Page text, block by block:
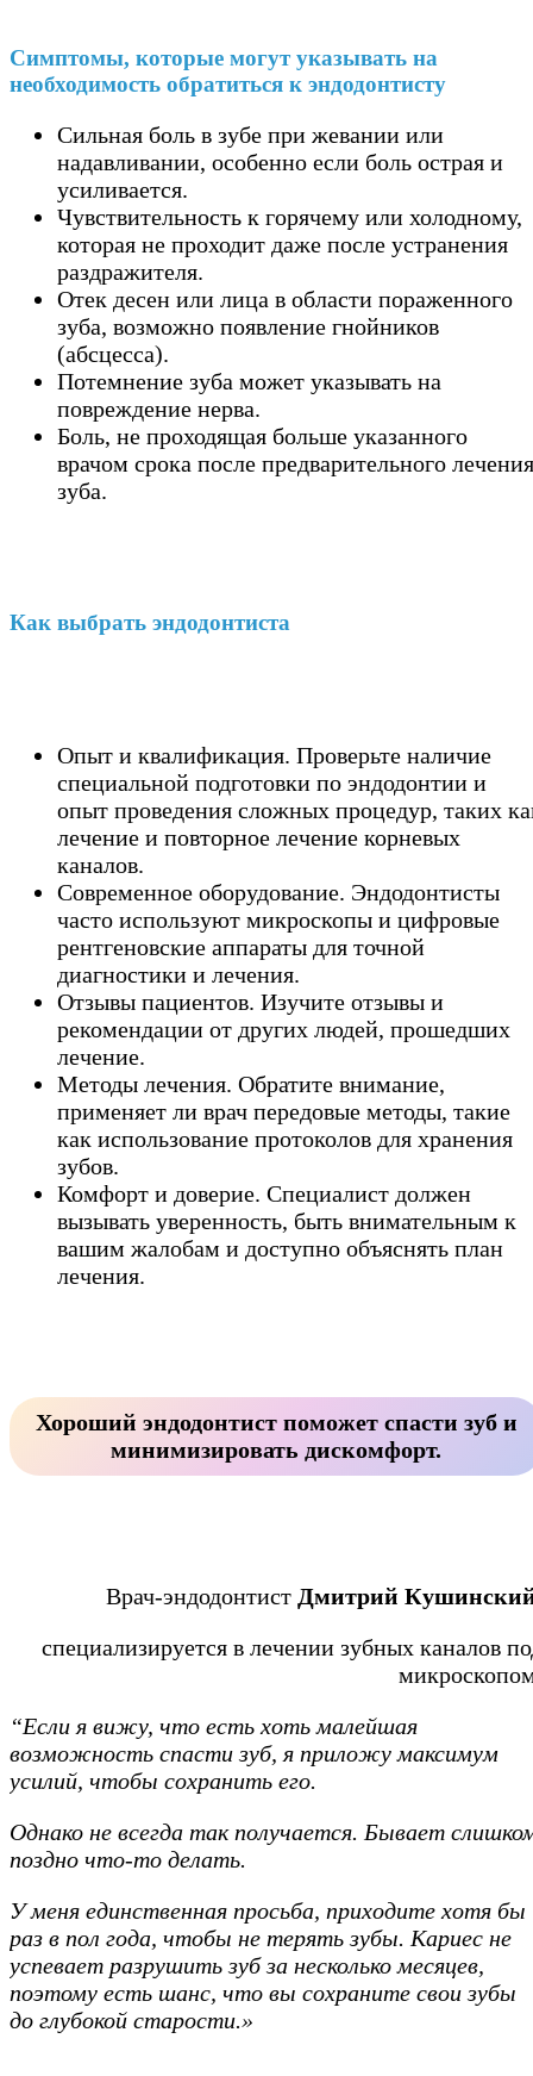
Симптомы, которые могут указывать на
необходимость обратиться к эндодонтисту
Сильная боль в зубе при жевании или
надавливании, особенно если боль острая и
усиливается.
Чувствительность к горячему или холодному,
которая не проходит даже после устранения
раздражителя.
Отек десен или лица в области пораженного
зуба, возможно появление гнойников
(абсцесса).
Потемнение зуба может указывать на
повреждение нерва.
Боль, не проходящая больше указанного
врачом срока после предварительного лечения
зуба.
Как выбрать эндодонтиста
Опыт и квалификация. Проверьте наличие
специальной подготовки по эндодонтии и
опыт проведения сложных процедур, таких
лечение и повторное лечение корневых
каналов.
Современное оборудование. Эндодонтисты
часто используют микроскопы и цифровые
рентгеновские аппараты для точной
диагностики и лечения.
Отзывы пациентов. Изучите отзывы и
рекомендации от других людей, прошедших
лечение.
Методы лечения. Обратите внимание,
применяет ли врач передовые методы, такие
как использование протоколов для хранения
зубов.
Комфорт и доверие. Специалист должен
вызывать уверенность, быть внимательным к
вашим жалобам и доступно объяснять план
лечения.
Хороший эндодонтист поможет спасти зуб и
минимизировать дискомфорт.
Врач-эндодонтист Дмитрий
специализируется в лечении зубных каналов
“Если я вижу, что есть хоть малейшая
возможность спасти зуб, я приложу максимум
усилий, чтобы сохранить его.
Однако не всегда так получается. Бывает
поздно что-то делать.
У меня единственная просьба, приходите хотя бы
раз в пол года, чтобы не терять зубы. Кариес не
успевает разрушить зуб за несколько месяцев,
поэтому есть шанс, что вы сохраните свои зубы
до глубокой старости.»